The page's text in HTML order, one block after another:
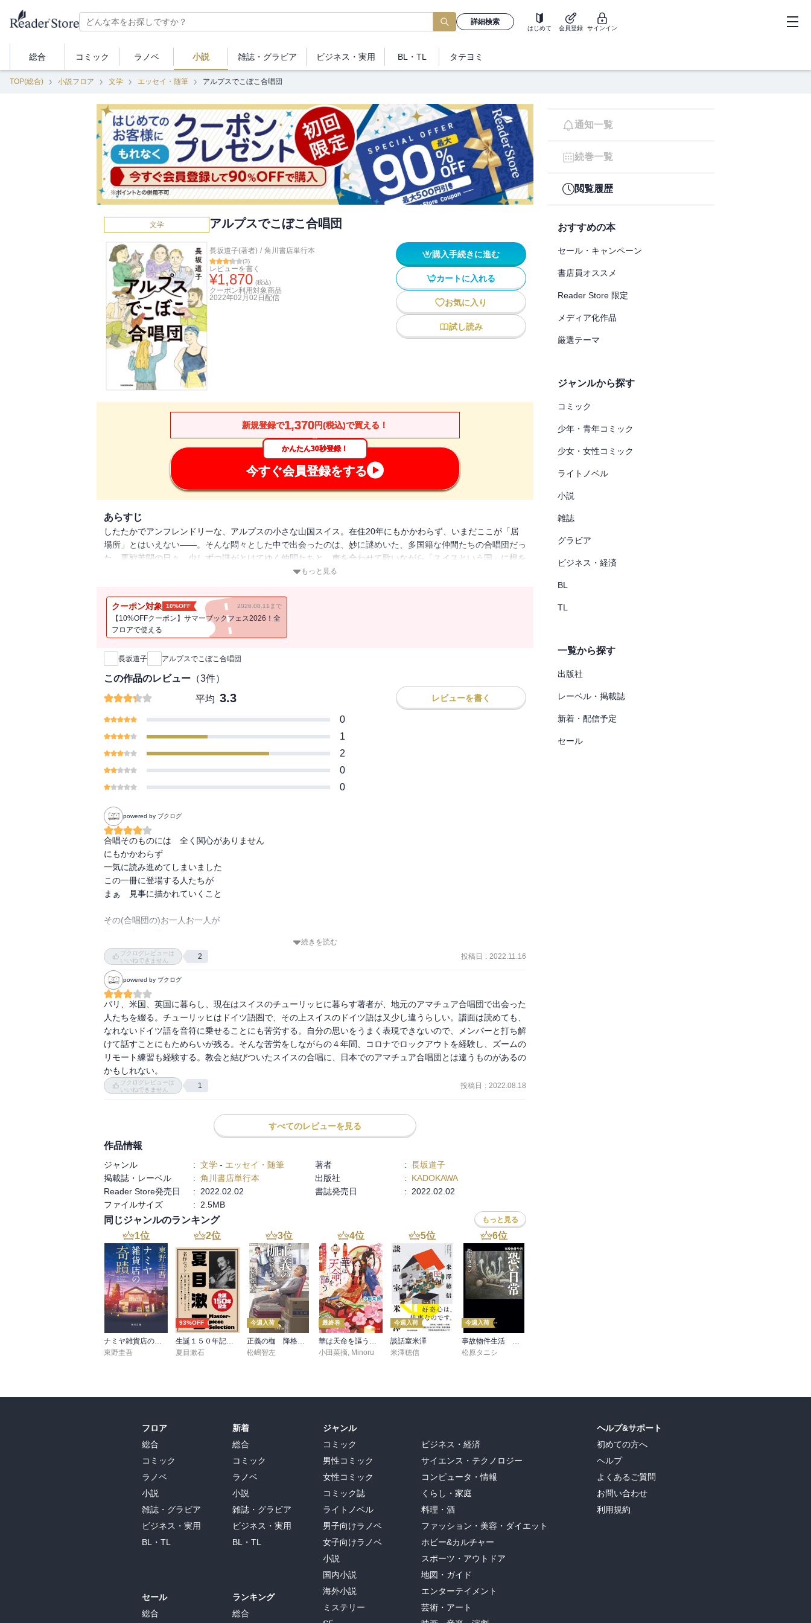
詳細検索
はじめて 会員登録 サインイン
総合 コミック ラノベ 小説 雑誌・ グラビア ビジネス ・実用 BL・TL タテヨミ
TOP(総合) 小説フロア 文学 エッセイ・随筆 アルプスでこぼこ合唱団
文学 アルプスでこぼこ合唱団
長坂道子(著者) / 角川書店単行本
(3)
レビューを書く
¥1,870 (税込)
クーポン利用対象商品
2022年02月02日 配信
購入手続きに進む
カートに入れる
お気に入り
試し読み
新規登録で1,370円(税込)で買える！
かんたん30秒登録！
今すぐ会員登録をする
あらすじ
したたかでアンフレンドリーな、アルプスの小さな山国スイス。在住20年にもかかわらず、いまだここが「居
場所」とはいえない――。そんな悶々とした中で出会ったのは、妙に謎めいた、多国籍な仲間たちの合唱団だっ
た。悪戦苦闘の日々、少しずつ謎がとけてゆく仲間たちと、声を合わせて歌いながら「スイスという国」に根を
張ってゆく、異文化合唱エッセイ。（本書「あとがき」より） 居場所ってなんだろう。歴史のどの時点で、世
で、人はどうやって居場所を探し、それを耕していけるのだろう。居心地の良い場所が築きにくい時に、息苦し
い時に、仲間に入っていけない時に、どこにどうやって慰めを見つけたらいいのだろう。 花の種が風に吹かれ
てどこかの土に着地する。よく知らない両隣の人たちと共に声を合わせて歌いながら、そんなイメージを私は
度々思い浮かべていた。小さな種が、着地したその場所でむっくりと芽を出し、固い土の中にじわりじわりと根
を張っていく様を想像した。
もっと見る
クーポン対象 10%OFF 2026.08.11まで
【10%OFFクーポン】サマーブックフェス2026！全
フロアで使える
新刊通知
長坂道子 アルプスでこぼこ合唱団
この作品のレビュー （3件）
平均 3.3 レビューを書く
0
1
2
0
0
powered by ブクログ
合唱そのものには　全く関心がありません
にもかかわらず
一気に読み進めてしまいました
この一冊に登場する人たちが
まぁ　見事に描かれていくこと
その(合唱団の)お一人お一人が
時間が経つにつれて
いろいろなｴﾋﾟｿｰﾄﾞとともに
どんどんなくてはならない隣人に
それぞれが　なっていく
その過程が　まぁなんと興味深いことでしょう
読み終わって
表紙に描かれる　人たちの様子が
しみじみと思い浮かべられるのも
また　楽しい
こころほっかりさせてもらえる
続きを読む
ブクログレビューは
いいねできません
2 投稿日 : 2022.11.16
powered by ブクログ
パリ、米国、英国に暮らし、現在はスイスのチューリッヒに暮らす著者が、地元のアマチュア合唱団で出会った
人たちを綴る。チューリッヒはドイツ語圏で、その上スイスのドイツ語は又少し違うらしい。譜面は読めても、
なれないドイツ語を音符に乗せることにも苦労する。自分の思いをうまく表現できないので、メンバーと打ち解
けて話すことにもためらいが残る。そんな苦労をしながらの４年間、コロナでロックアウトを経験し、ズームの
リモート練習も経験する。教会と結びついたスイスの合唱に、日本でのアマチュア合唱団とは違うものがあるの
かもしれない。
ブクログレビューは
いいねできません
1 投稿日 : 2022.08.18
すべてのレビューを見る
作品情報
ジャンル : 文学 - エッセイ・随筆 著者 : 長坂道子
掲載誌・レーベル
: 角川書店単行本 出版社 :
KADOKAWA
Reader Store発売日
: 2022.02.02 書誌発売日 :
2022.02.02
ファイルサイズ
: 2.5MB
同じジャンルのランキング もっと見る
1位
ナミヤ雑貨店の奇蹟
東野圭吾
2位
93%OFF
生誕１５０年記念 夏目漱石 名作セット
夏目漱石
3位
今週入荷
正義の枷 降格刑事2
松嶋智左
4位
最終巻
華は天命を謳う 莉国後宮女医伝 五
小田菜摘, Minoru
5位
今週入荷
談話室米澤
米澤穂信
6位
今週入荷
事故物件生活 恐い日常
松原タニシ
通知一覧
続巻一覧
閲覧履歴
おすすめの本
セール・キャンペーン
書店員オススメ
Reader Store 限定
メディア化作品
厳選テーマ
ジャンルから探す
コミック
少年・青年コミック
少女・女性コミック
ライトノベル
小説
雑誌
グラビア
ビジネス・経済
BL
TL
一覧から探す
出版社
レーベル・掲載誌
新着・配信予定
セール
フロア
総合
コミック
ラノベ
小説
雑誌・グラビア
ビジネス・実用
BL・TL
セール
総合
新着
総合
コミック
ラノベ
小説
雑誌・グラビア
ビジネス・実用
BL・TL
ランキング
総合
ジャンル
コミック
男性コミック
女性コミック
コミック誌
ライトノベル
男子向けラノベ
女子向けラノベ
小説
国内小説
海外小説
ミステリー
ビジネス・経済
サイエンス・テクノロジー
コンピュータ・情報
くらし・家庭
料理・酒
ファッション・美容・ダイエット
ホビー&カルチャー
スポーツ・アウトドア
地図・ガイド
エンターテイメント
芸術・アート
ヘルプ&サポート
初めての方へ
ヘルプ
よくあるご質問
お問い合わせ
利用規約